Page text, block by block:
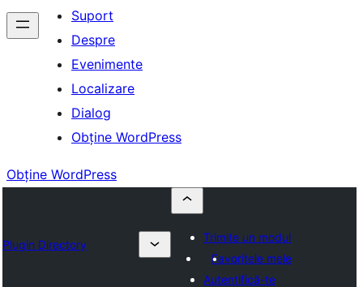
Suport
Despre
Evenimente
Localizare
Dialog
Obține WordPress
Obține WordPress
Plugin Directory
Trimite un modul
Favoritele mele
Autentifică-te